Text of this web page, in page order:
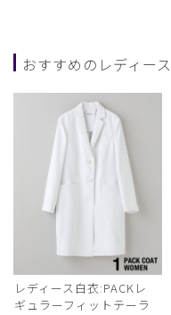
おすすめのレディー
レディース白衣:PACKレ
ギュラーフィットテーラ